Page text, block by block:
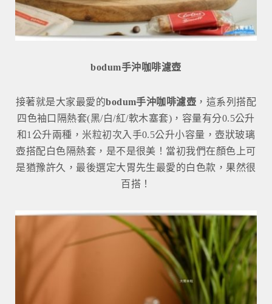
bodum手沖咖啡濾壺
接著就是大家最愛的bodum手沖咖啡濾壺 ，這系列搭配
四色袖口隔熱套(黑/白/紅/軟木塞套)，容量有分0.5公升
和1公升兩種，米粒初次入手0.5公升小容量，壺狀玻璃
壺搭配白色隔熱套，是不是很美！當初我們在顏色上可
是猶豫許久，最後選定大胃先生最愛的白色款，果然很
百搭！